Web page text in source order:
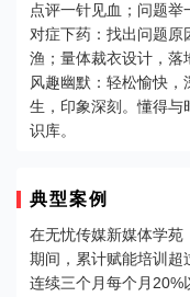
点评一针见血；问题举
对症下药：找出问题原
渔；量体裁衣设计，落
风趣幽默：轻松愉快
生，印象深刻。懂得与
识库。
典型案例
在无忧传媒新媒体学苑
期间，累计赋能培训
连续三个月每个月20%